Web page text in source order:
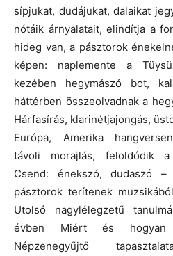
sípjukat, dudájukat, dalaikat
nótáik árnyalatait, elindítja a
hideg van, a pásztorok
képen: naplemente a
kezében hegymászó bot,
háttérben összeolvadnak a
Hárfasírás, klarinétjajongás,
Európa, Amerika
távoli morajlás, feloldódik a
Csend: énekszó, dudaszó
pásztorok terítenek
Utolsó nagylélegzetű
évben Miért és hogyan
Népzenegyűjtő